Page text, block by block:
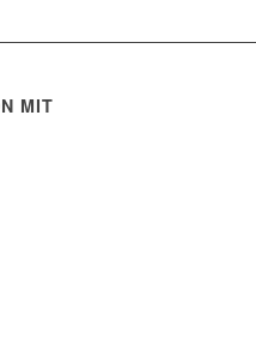
MIT